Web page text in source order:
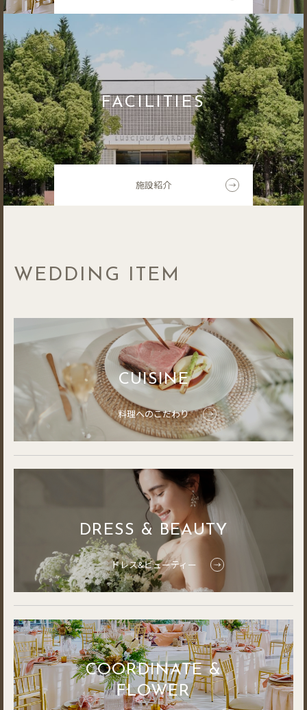
FACILITIES
施設紹介
WEDDING ITEM
CUISINE
料理へのこだわり
DRESS & BEAUTY
ドレス&ビューティー
COORDINATE &
FLOWER